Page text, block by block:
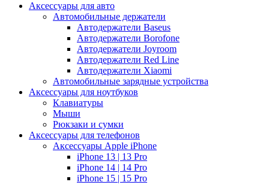
Аксессуары для авто
Автомобильные держатели
Автодержатели Baseus
Автодержатели Borofone
Автодержатели Joyroom
Автодержатели Red Line
Автодержатели Xiaomi
Автомобильные зарядные устройства
Аксессуары для ноутбуков
Клавиатуры
Мыши
Рюкзаки и сумки
Аксессуары для телефонов
Аксессуары Apple iPhone
iPhone 13 | 13 Pro
iPhone 14 | 14 Pro
iPhone 15 | 15 Pro